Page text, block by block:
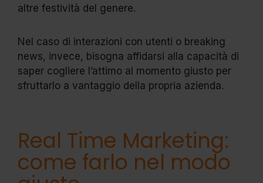
altre festività del genere.
Nel caso di interazioni con utenti o breaking
news, invece, bisogna affidarsi alla capacità di
saper cogliere l’attimo al momento giusto per
sfruttarlo a vantaggio della propria azienda.
Real Time Marketing:
come farlo nel modo